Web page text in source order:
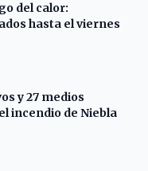
del calor:
hasta el viernes
y 27 medios
incendio de Niebla